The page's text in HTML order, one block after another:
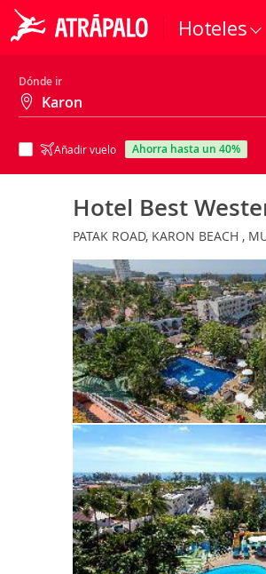
Hoteles
Dónde ir
Añadir vuelo ahorra hasta un 40%
Hotel Best
PATAK ROAD, KARON BEACH ,